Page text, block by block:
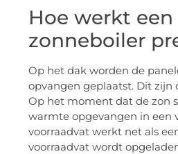
Hoe werkt een
zonneboiler
Op het dak worden de
opvangen geplaatst. Dit zijn
Op het moment dat de zon
warmte opgevangen in een
voorraadvat werkt net als
voorraadvat wordt